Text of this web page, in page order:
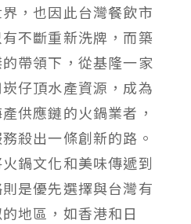
，也因此台灣餐飲市
不斷重新洗牌，而築
帶領下，從基隆一家
仔頂水產資源，成為
供應鏈的火鍋業者，
殺出一條創新的路。
鍋文化和美味傳遞到
是優先選擇與台灣有
地區，如香港和日